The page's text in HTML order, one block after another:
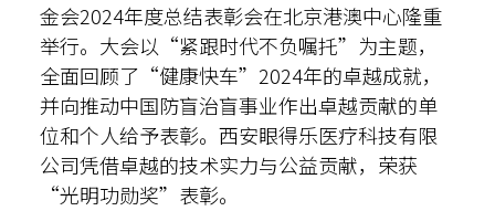
金会2024年度总结表彰会在北京港澳中心隆重
举行。大会以“紧跟时代不负嘱托”为主题，
全面回顾了“健康快车”2024年的卓越成就，
并向推动中国防盲治盲事业作出卓越贡献的单
位和个人给予表彰。西安眼得乐医疗科技有限
公司凭借卓越的技术实力与公益贡献，荣获
“光明功勋奖”表彰。